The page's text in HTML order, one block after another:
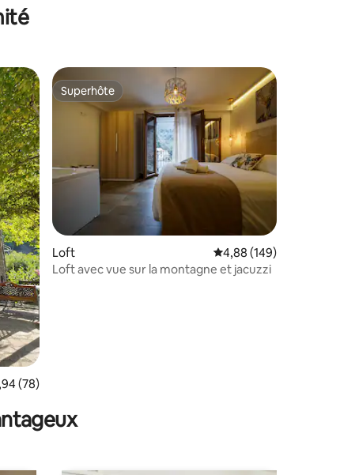
: 4,99 sur 5
moyenne sur la base de 78 commentaires : 4,94 sur 5
(78)
Superhôte
Superhôte
Loft Évaluation moyenne
4,88 (149)
Loft avec vue sur la montagne et jacuzzi